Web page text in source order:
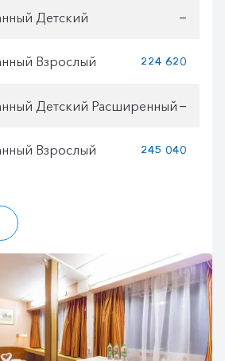
Детский —
Взрослый 224 620
Детский Расширенный —
Взрослый
245 040